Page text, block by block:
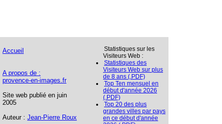
Accueil
A propos de :
provence-en-images.fr
Site web publié en juin
2005
Auteur : Jean-Pierre Roux
Statistiques sur les
Visiteurs Web :
Statistiques des
Visiteurs Web sur plus
de 8 ans (.PDF)
Top Ten mensuel en
début d'année 2026
(.PDF)
Top 20 des plus
grandes villes par pays
en ce début d'année